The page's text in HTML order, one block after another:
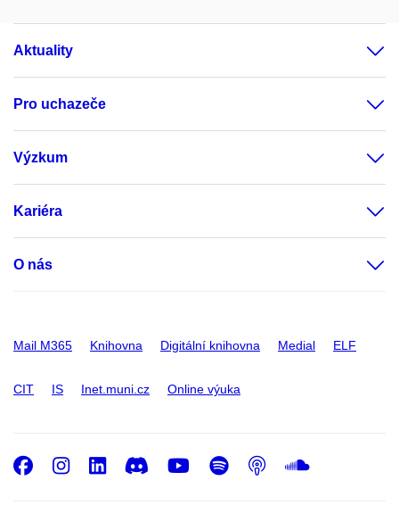
Aktuality
Pro uchazeče
Výzkum
Kariéra
O nás
Mail M365 Knihovna Digitální knihovna Medial ELF
CIT IS Inet.muni.cz Online výuka
Facebook
Instagram
LinkedIn
DiscordYoutube
Spotify
Podcast